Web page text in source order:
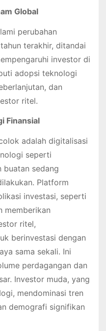
Global
perubahan
terakhir, ditandai
investor di
adopsi teknologi
dan
ritel.
Finansial
adalah digitalisasi
seperti
buatan sedang
Platform
investasi, seperti
memberikan
ritel,
berinvestasi dengan
sama sekali. Ini
perdagangan dan
Investor muda, yang
mendominasi tren
demografi signifikan